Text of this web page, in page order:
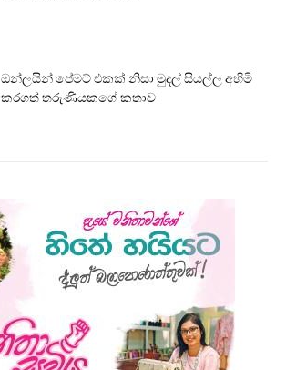
ඔන්ලයින් පේමට් එකක් නිසා මුදල් සියල්ල අහිමි
කරගත් තරුණියකගේ කතාව